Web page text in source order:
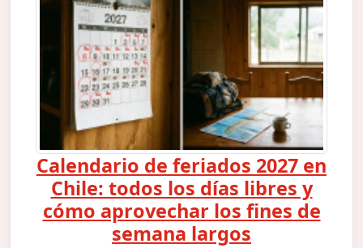
Calendario de feriados 2027 en
Chile: todos los días libres y
cómo aprovechar los fines de
semana largos